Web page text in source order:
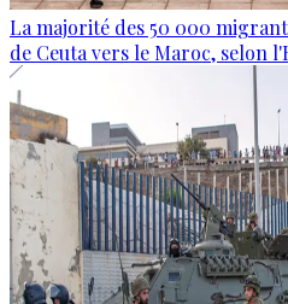
La majorité des 50 000
de Ceuta vers le Maroc, selon